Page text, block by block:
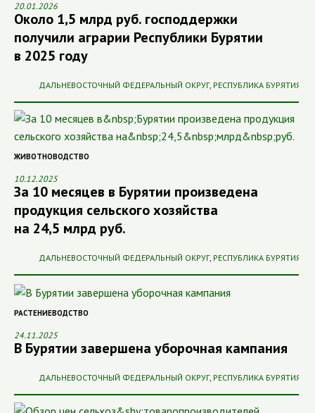
20.01.2026
Около 1,5 млрд руб. господдержки
получили аграрии Республики Бурятии
в 2025 году
ДАЛЬНЕВОСТОЧНЫЙ ФЕДЕРАЛЬНЫЙ ОКРУГ, РЕСПУБЛИКА БУРЯТИЯ
ЖИВОТНОВОДСТВО
10.12.2025
За 10 месяцев в Бурятии произведена
продукция сельского хозяйства
на 24,5 млрд руб.
ДАЛЬНЕВОСТОЧНЫЙ ФЕДЕРАЛЬНЫЙ ОКРУГ, РЕСПУБЛИКА БУРЯТИЯ
РАСТЕНИЕВОДСТВО
24.11.2025
В Бурятии завершена уборочная кампания
ДАЛЬНЕВОСТОЧНЫЙ ФЕДЕРАЛЬНЫЙ ОКРУГ, РЕСПУБЛИКА БУРЯТИЯ